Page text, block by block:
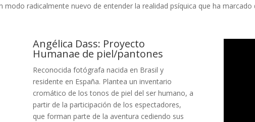
modo radicalmente nuevo de entender la realidad psíquica que ha
Angélica Dass: Proyecto
Humanae de piel/pantones
Reconocida fotógrafa nacida en Brasil y
residente en España. Plantea un inventario
cromático de los tonos de piel del ser humano, a
partir de la participación de los espectadores,
que forman parte de la aventura cediendo sus